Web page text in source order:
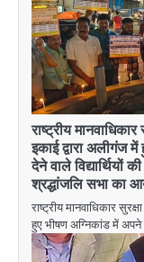
राष्ट्रीय
इकाई द्वारा अलीगंज
देने वाले विद्यार्थियों
श्रद्धांजलि सभा का
राष्ट्रीय मानवाधिकार
हुए भीषण अग्निकांड में अपने